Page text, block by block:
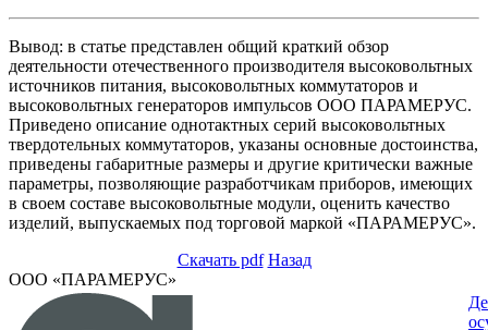
Вывод: в статье представлен общий краткий обзор
деятельности отечественного производителя высоковольтных
источников питания, высоковольтных коммутаторов и
высоковольтных генераторов импульсов ООО ПАРАМЕРУС.
Приведено описание однотактных серий высоковольтных
твердотельных коммутаторов, указаны основные достоинства,
приведены габаритные размеры и другие критически важные
параметры, позволяющие разработчикам приборов, имеющих
в своем составе высоковольтные модули, оценить качество
изделий, выпускаемых под торговой маркой «ПАРАМЕРУС».
Скачать pdf Назад
ООО «ПАРАМЕРУС»